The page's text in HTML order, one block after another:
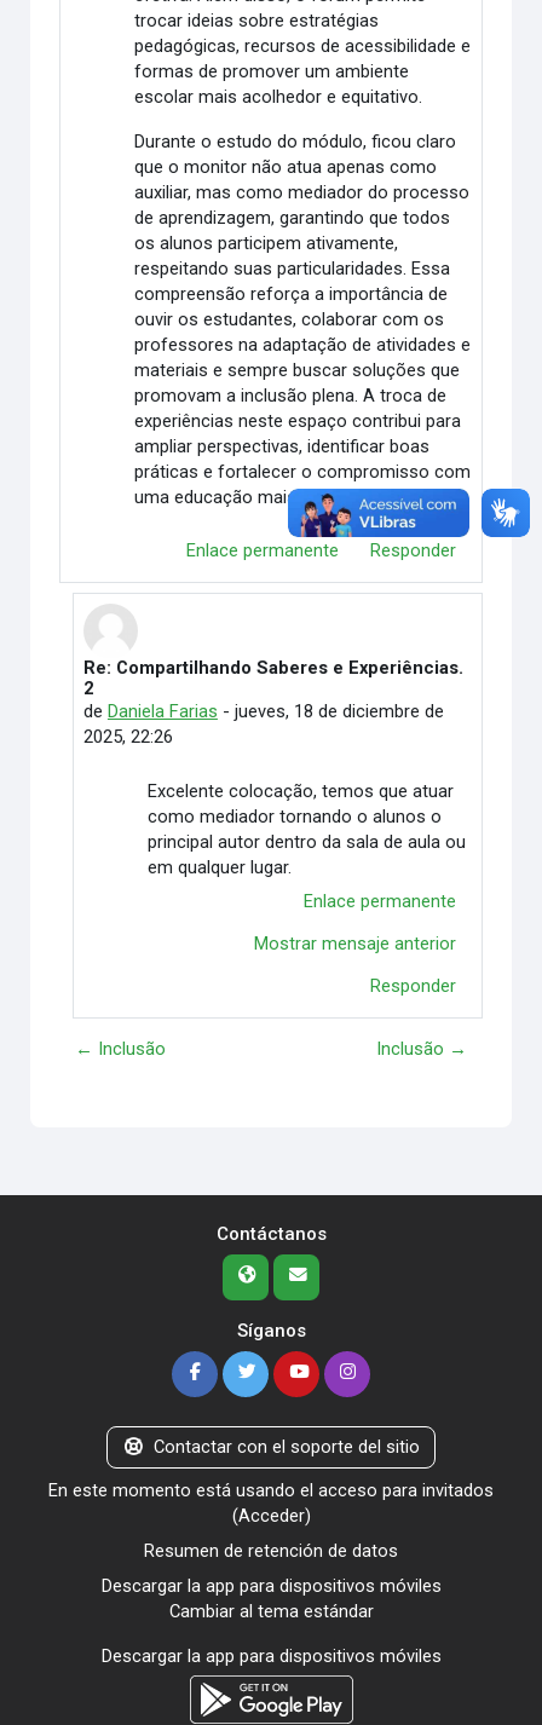
trocar ideias sobre estratégias
pedagógicas, recursos de acessibilidade e
formas de promover um ambiente
escolar mais acolhedor e equitativo.
Durante o estudo do módulo, ficou claro
que o monitor não atua apenas como
auxiliar, mas como mediador do processo
de aprendizagem, garantindo que todos
os alunos participem ativamente,
respeitando suas particularidades. Essa
compreensão reforça a importância de
ouvir os estudantes, colaborar com os
professores na adaptação de atividades e
materiais e sempre buscar soluções que
promovam a inclusão plena. A troca de
experiências neste espaço contribui para
ampliar perspectivas, identificar boas
práticas e fortalecer o compromisso com
uma educação mais justa e democrática.
Enlace permanente Responder
En respuesta a Paulo Vinícius Pereira de Lima
Re: Compartilhando Saberes e Experiências.
2
de Daniela Farias - jueves, 18 de diciembre de
2025, 22:26
Excelente colocação, temos que atuar
como mediador tornando o alunos o
principal autor dentro da sala de aula ou
em qualquer lugar.
Enlace permanente
Mostrar mensaje anterior
Responder
← Inclusão Inclusão →
Contáctanos
Síganos
Contactar con el soporte del sitio
En este momento está usando el acceso para invitados
(Acceder)
Resumen de retención de datos
Descargar la app para dispositivos móviles
Cambiar al tema estándar
Descargar la app para dispositivos móviles